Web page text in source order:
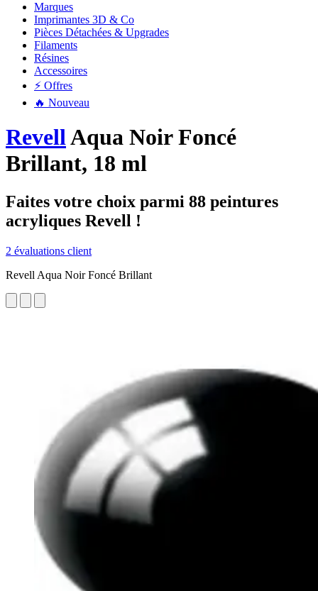
Marques
Imprimantes 3D & Co
Pièces Détachées & Upgrades
Filaments
Résines
Accessoires
⚡ Offres
🔥 Nouveau
RevellAqua Noir Foncé
Brillant, 18 ml
Faites votre choix parmi 88 peintures
acryliques Revell !
2 évaluations client
Revell Aqua Noir Foncé Brillant